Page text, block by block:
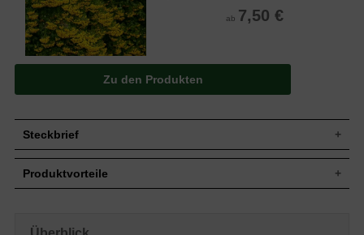
ab 7,50 €
Zu den Produkten
Steckbrief
Zuwachs
Wuchsform
Produktvorteile
absolut undurchdringlich (im Alter)